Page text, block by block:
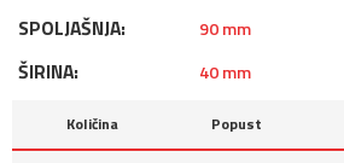
SPOLJAŠNJA: 90 mm
ŠIRINA: 40 mm
Količina Popust